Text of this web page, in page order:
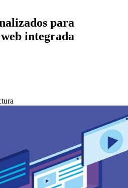
para
integrada